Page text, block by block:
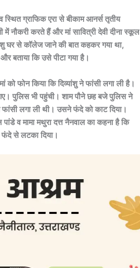
स्थित ग्राफिक एरा से बीकाम आनर्स तृतीय
नौकरी करते हैं और मां सावित्री देवी दीना स्कूल
घर से कॉलेज जाने की बात कहकर गया था,
बताया कि उसे पीटा गया है।
को फोन किया कि दिव्यांशु ने फांसी लगा ली है।
पुलिस भी पहुंची। शाम पौने छह बजे पुलिस ने
फांसी लगा ली थी। उसने फंदे को काट दिया।
व मामा मथुरा दत्त नैनवाल का कहना है कि
फंदे से लटका दिया।